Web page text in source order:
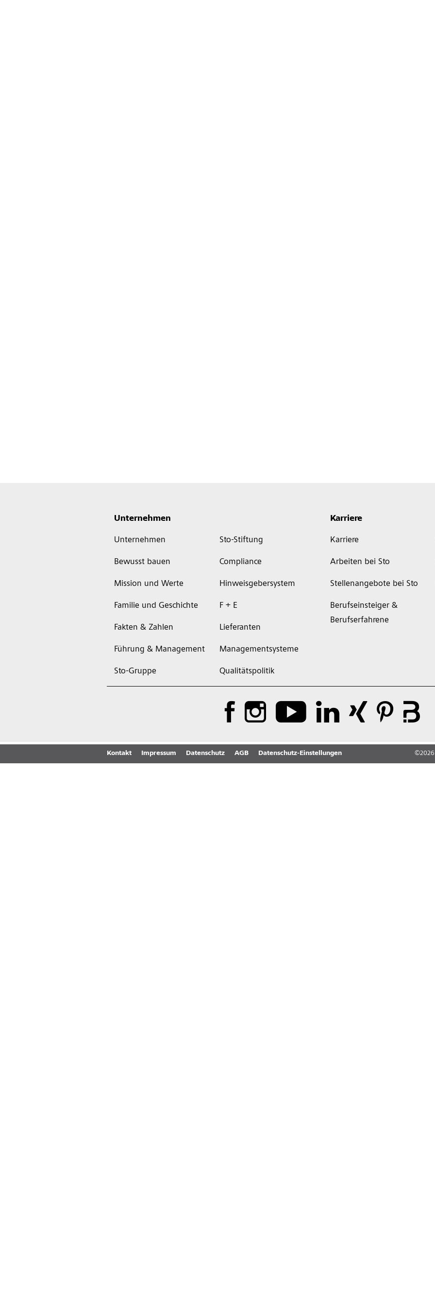
Unternehmen
Unternehmen
Bewusst bauen
Mission und Werte
Familie und Geschichte
Fakten & Zahlen
Führung & Management
Sto-Gruppe
Sto-Stiftung
Compliance
Hinweisgebersystem
F + E
Lieferanten
Managementsysteme
Qualitätspolitik
Karriere
Karriere
Arbeiten bei Sto
Stellenangebote bei Sto
Berufseinsteiger &
Berufserfahrene
Kontakt Impressum Datenschutz AGB Datenschutz-Einstellungen ©2026